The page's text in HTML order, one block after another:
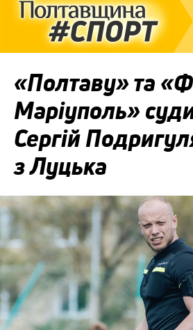
«Полтаву» та
Маріуполь»
Сергій
з Луцька